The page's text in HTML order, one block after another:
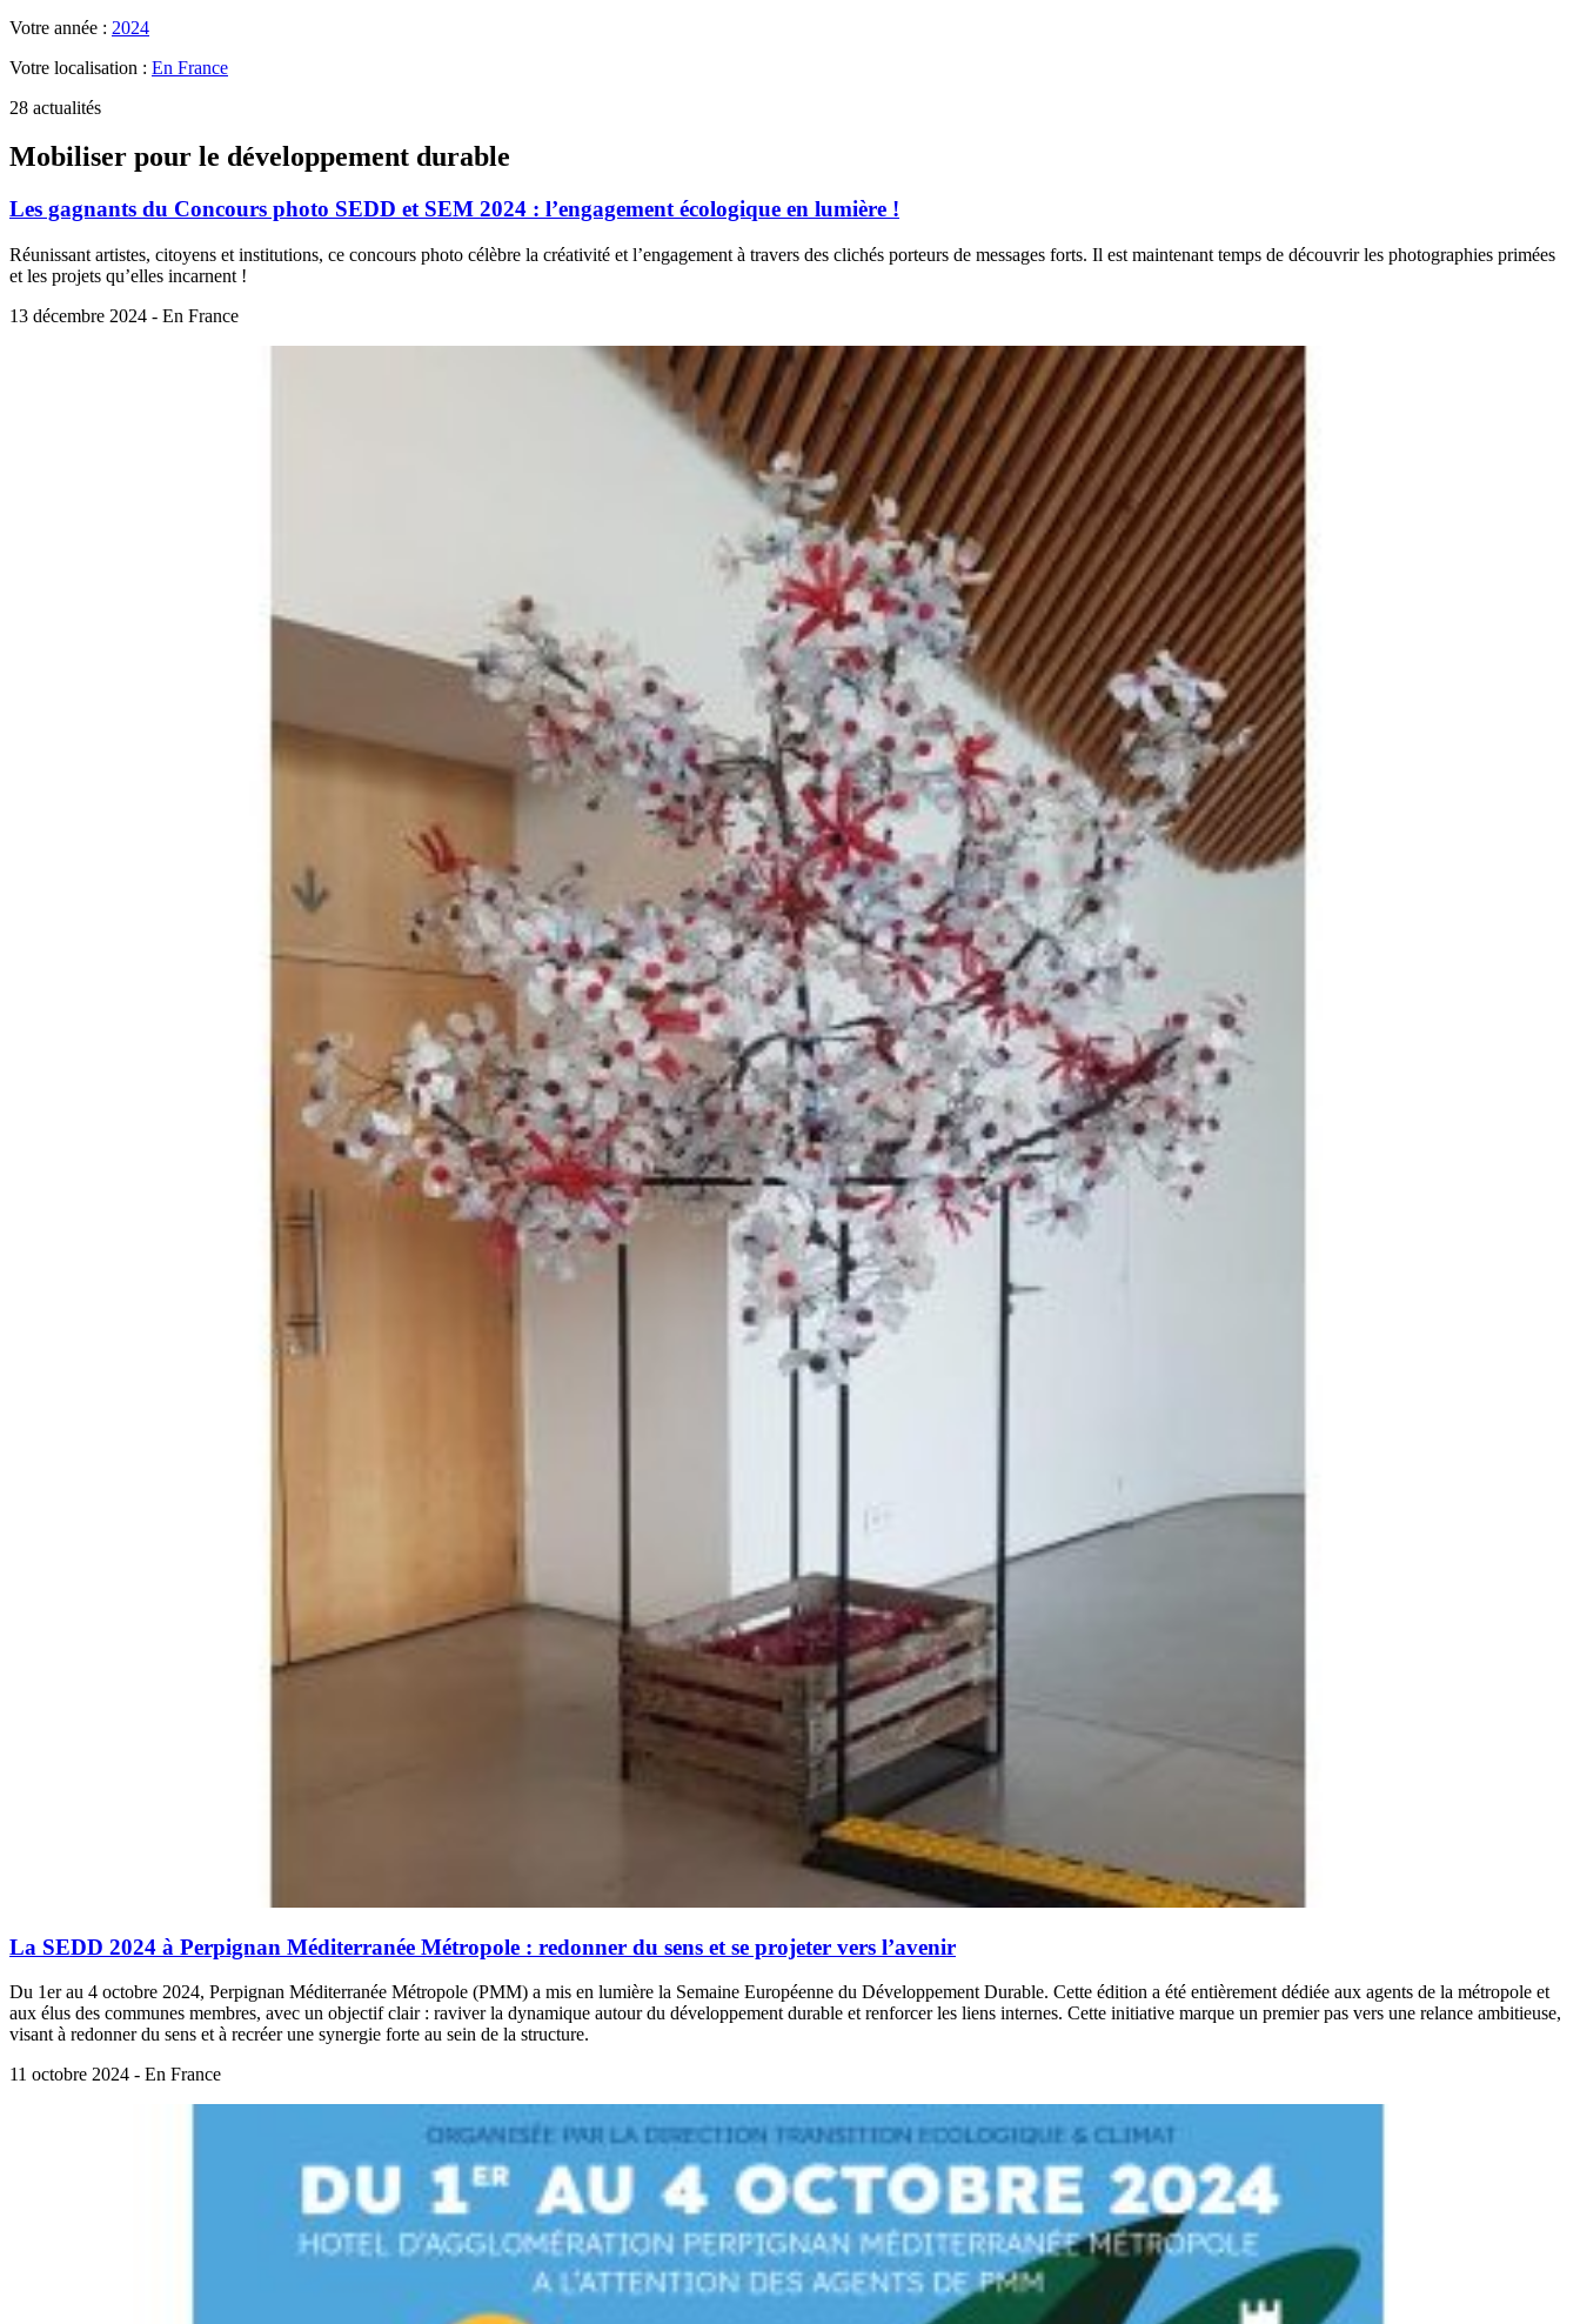
Votre année : 2024
Votre localisation : En France
28 actualités
Mobiliser pour le développement durable
Les gagnants du Concours photo SEDD et SEM 2024 : l’engagement écologique en lumière !
Réunissant artistes, citoyens et institutions, ce concours photo célèbre la créativité et l’engagement à travers des clichés porteurs de messages forts. Il est maintenant temps de découvrir les photographies primées
et les projets qu’elles incarnent !
13 décembre 2024 - En France
La SEDD 2024 à Perpignan Méditerranée Métropole : redonner du sens et se projeter vers l’avenir
Du 1er au 4 octobre 2024, Perpignan Méditerranée Métropole (PMM) a mis en lumière la Semaine Européenne du Développement Durable. Cette édition a été entièrement dédiée aux agents de la métropole et
aux élus des communes membres, avec un objectif clair : raviver la dynamique autour du développement durable et renforcer les liens internes. Cette initiative marque un premier pas vers une relance ambitieuse,
visant à redonner du sens et à recréer une synergie forte au sein de la structure.
11 octobre 2024 - En France